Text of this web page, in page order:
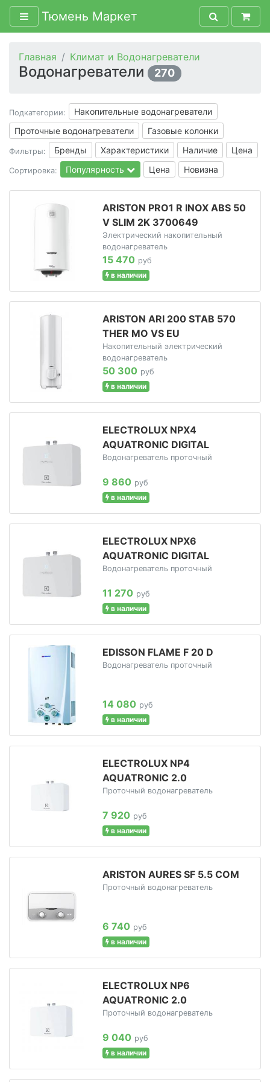
Тюмень Маркет
Главная Климат и Водонагреватели
Водонагреватели 270
Подкатегории:
Накопительные водонагреватели
Проточные водонагреватели
Газовые колонки
Фильтры: Бренды Характеристики Наличие Цена
Сортировка: Популярность Цена Новизна
ARISTON PRO1 R INOX ABS 50
V SLIM 2K 3700649
Электрический накопительный
водонагреватель
15 470 руб
в наличии
ARISTON ARI 200 STAB 570
THER MO VS EU
Накопительный электрический
водонагреватель
50 300 руб
в наличии
ELECTROLUX NPX4
AQUATRONIC DIGITAL
Водонагреватель проточный
9 860 руб
в наличии
ELECTROLUX NPX6
AQUATRONIC DIGITAL
Водонагреватель проточный
11 270 руб
в наличии
EDISSON FLAME F 20 D
Водонагреватель проточный
14 080 руб
в наличии
ELECTROLUX NP4
AQUATRONIC 2.0
Проточный водонагреватель
7 920 руб
в наличии
ARISTON AURES SF 5.5 COM
Проточный водонагреватель
6 740 руб
в наличии
ELECTROLUX NP6
AQUATRONIC 2.0
Проточный водонагреватель
9 040 руб
в наличии